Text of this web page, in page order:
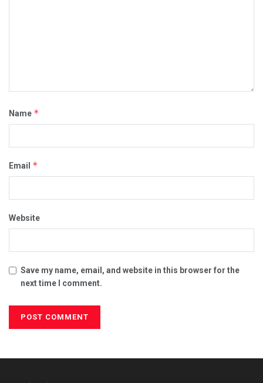
Name *
Email *
Website
Save my name, email, and website in this browser for the
next time I comment.